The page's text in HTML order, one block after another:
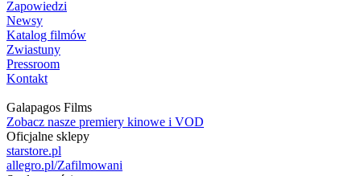
Zapowiedzi
Newsy
Katalog filmów
Zwiastuny
Pressroom
Kontakt
Galapagos Films
Zobacz nasze premiery kinowe i VOD
Oficjalne sklepy
starstore.pl
allegro.pl/Zafilmowani